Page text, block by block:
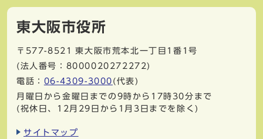
東大阪市役所
〒577-8521
東大阪市荒本北一丁目1番1号
(法人番号：8000020272272)
電話： 06-4309-3000 (代表)
月曜日から金曜日までの9時から17時30分まで
(祝休日、12月29日から1月3日までを除く)
サイトマップ